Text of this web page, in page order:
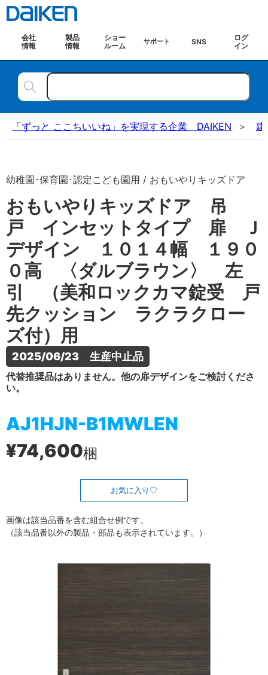
会社
情報
製品
情報
ショー
ルーム
サポート SNS
ログ
イン
「ずっと ここちいいね」を実現する企業 DAIKEN 建
幼稚園･保育園･認定こども園用 / おもいやりキッズドア
おもいやりキッズドア 吊
戸 インセットタイプ 扉 Ｊ
デザイン １０１４幅 １９０
０高 〈ダルブラウン〉 左
引 （美和ロックカマ錠受 戸
先クッション ラクラクロー
ズ付）用
2025/06/23　生産中止品
代替推奨品はありません。他の扉デザインをご検討くださ
い。
AJ1HJN-B1MWLEN
¥74,600梱
お気に入り
画像は該当品番を含む組合せ例です。
（該当品番以外の製品・部品も表示されています。）